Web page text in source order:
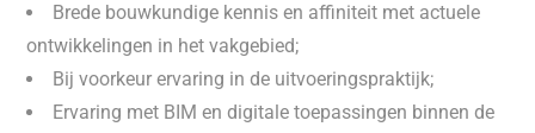
Brede bouwkundige kennis en affiniteit met actuele
ontwikkelingen in het vakgebied;
Bij voorkeur ervaring in de uitvoeringspraktijk;
Ervaring met BIM en digitale toepassingen binnen de